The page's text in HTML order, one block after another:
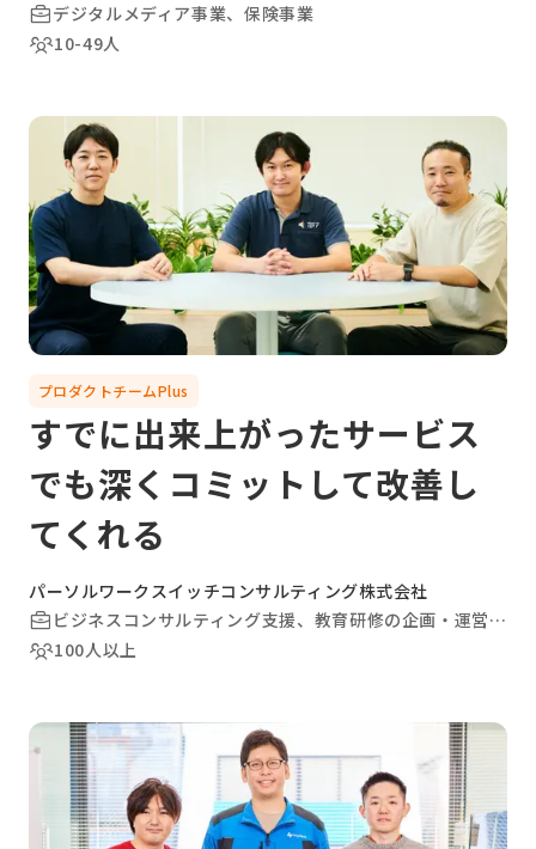
デジタルメディア事業、保険事業
10-49人
プロダクトチームPlus
すでに出来上がったサービス
でも深くコミットして改善し
てくれる
パーソルワークスイッチコンサルティング株式会社
ビジネスコンサルティング支援、教育研修の企画・運営、その他
100人以上